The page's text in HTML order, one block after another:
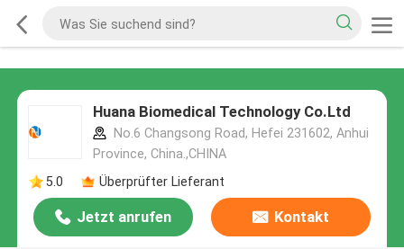
Huana Biomedical Technology Co.Ltd
No.6 Changsong Road, Hefei 231602, Anhui
Province, China.,CHINA
5.0
Überprüfter Lieferant
Jetzt anrufen Kontakt